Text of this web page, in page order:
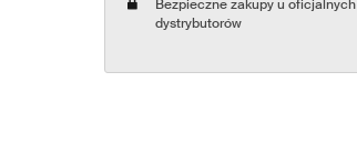
Bezpieczne zakupy u oficjalnych
dystrybutorów